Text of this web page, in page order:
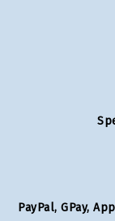
PayPal, GPay,